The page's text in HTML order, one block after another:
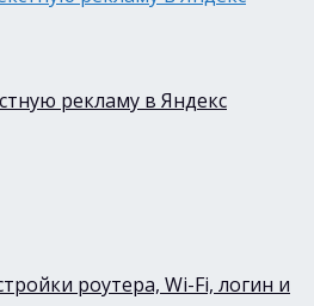
рекламу в Яндекс
роутера, Wi-Fi, логин и